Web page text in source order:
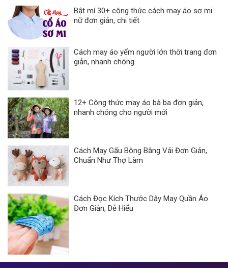
Bật mí 30+ công thức cách may áo sơ mi
nữ đơn giản, chi tiết
Cách may áo yếm người lớn thời trang đơn
giản, nhanh chóng
12+ Công thức may áo bà ba đơn giản,
nhanh chóng cho người mới
Cách May Gấu Bông Bằng Vải Đơn Giản,
Chuẩn Như Thợ Làm
Cách Đọc Kích Thước Dây May Quần Áo
Đơn Giản, Dễ Hiểu